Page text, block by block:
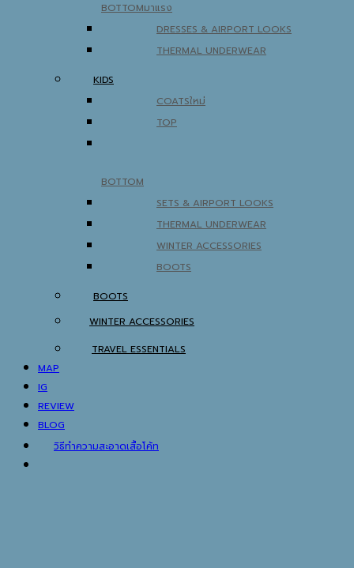
BOTTOM
DRESSES & AIRPORT LOOKS
THERMAL UNDERWEAR
KIDS
COATS
TOP
BOTTOM
SETS & AIRPORT LOOKS
THERMAL UNDERWEAR
WINTER ACCESSORIES
BOOTS
BOOTS
WINTER ACCESSORIES
TRAVEL ESSENTIALS
MAP
IG
REVIEW
BLOG
วิธีทำความสะอาดเสื้อโค้ท